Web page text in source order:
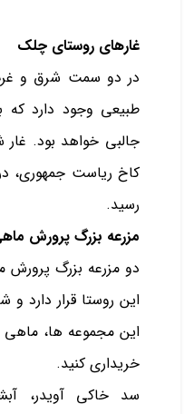
غار‌های روستای چلک
در دو سمت شرق و غرب
طبیعی وجود دارد که
جالبی خواهد بود. غار
رسید.
مزرعه بزرگ پرورش
دو مزرعه بزرگ پرورش
این روستا قرار دارد و
این مجموعه‌ ها، ماهی‌
خریداری کنید.
سد خاکی آویدر،